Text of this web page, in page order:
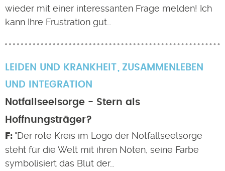
wieder mit einer interessanten Frage melden! Ich
kann Ihre Frustration gut…
LEIDEN UND KRANKHEIT
ZUSAMMENLEBEN
UND INTEGRATION
Notfallseelsorge - Stern als
Hoffnungsträger?
"Der rote Kreis im Logo der Notfallseelsorge
steht für die Welt mit ihren Nöten, seine Farbe
symbolisiert das Blut der…